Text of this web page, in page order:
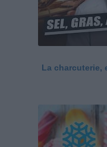
La charcuterie,